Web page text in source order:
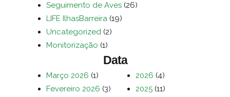
Seguimento de Aves (26)
LIFE IlhasBarreira (19)
Uncategorized (2)
Monitorização (1)
Data
Março 2026 (1)
Fevereiro 2026 (3)
2026 (4)
2025 (11)